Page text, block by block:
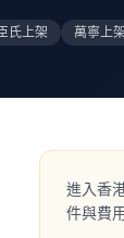
氏上架 萬寧上架
進入香
件與費